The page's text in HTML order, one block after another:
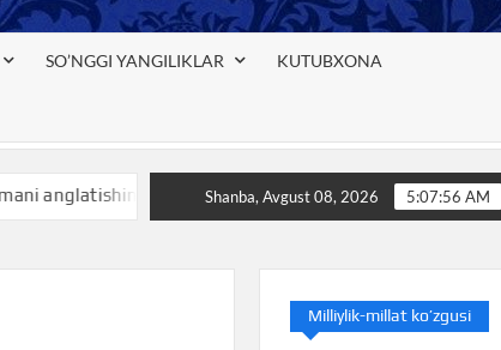
SO’NGGI YANGILIKLAR KUTUBXONA
bilasizmi Baliq nimani anglatishini bilasizmi
Shanba, Avgust 08, 2026 5:07:56 AM
Milliylik-millat ko’zgusi